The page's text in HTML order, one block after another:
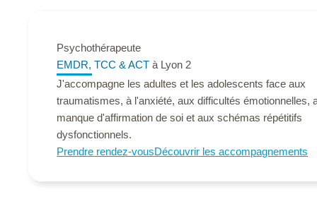
Psychothérapeute
EMDR, TCC & ACT à Lyon 2
J'accompagne les adultes et les adolescents face aux
traumatismes, à l'anxiété, aux difficultés émotionnelles,
manque d'affirmation de soi et aux schémas répétitifs
dysfonctionnels.
Prendre rendez-vousDécouvrir les accompagnements